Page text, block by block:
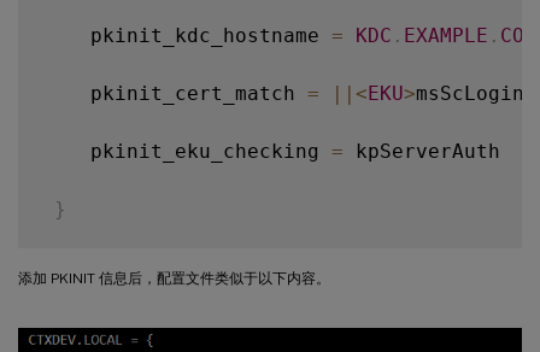
    pkinit_kdc_hostname
= KDC . EXAMPLE . COM
    pkinit_cert_match
= || <EKU>msScLogin
    pkinit_eku_checking
= kpServerAuth
}
添加 PKINIT 信息后，配置文件类似于以下内容。